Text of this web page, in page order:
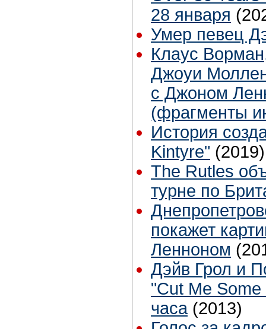
28 января
Умер певец
Клаус
Джоуи
с Джоном
(фрагменты
История
Kintyre" (2019)
The Rutles
турне по
покажет
Ленноном
Дэйв Грол и
"Cut Me Some
часа (2013)